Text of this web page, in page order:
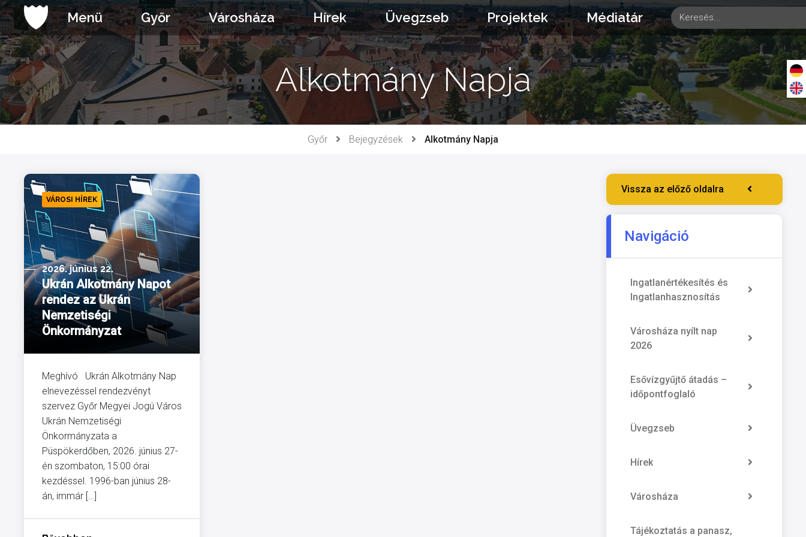
Ugrás
a
tartalomhoz
Menü Győr Városháza Hírek Üvegzseb Projektek Médiatár
Alkotmány Napja
Győr Bejegyzések Alkotmány Napja
VÁROSI HÍREK
2026. június 22.
Ukrán Alkotmány Napot
rendez az Ukrán
Nemzetiségi
Önkormányzat
Meghívó Ukrán Alkotmány Nap
elnevezéssel rendezvényt
szervez Győr Megyei Jogú Város
Ukrán Nemzetiségi
Önkormányzata a
Püspökerdőben, 2026. június 27-
én szombaton, 15:00 órai
kezdéssel. 1996-ban június 28-
án, immár […]
Vissza az előző oldalra
Navigáció
Ingatlanértékesítés és
Ingatlanhasznosítás
Városháza nyílt nap
2026
Esővízgyűjtő átadás –
időpontfoglaló
Üvegzseb
Hírek
Városháza
Tájékoztatás a panasz,